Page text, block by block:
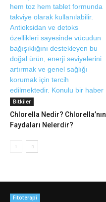
Bitkiler
Chlorella Nedir? Chlorella’nın
Faydaları Nelerdir?
Fitoterapi